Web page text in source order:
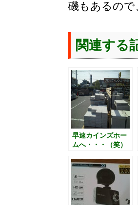
磯もあるので
関連する
早速カインズホー
ムへ・・・（笑）